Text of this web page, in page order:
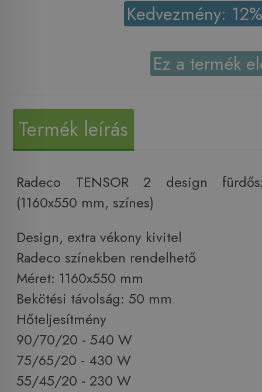
Kedvezmény:
Ez a termék
Termék leírás
Radeco TENSOR 2 design
(1160x550 mm, színes)
Design, extra vékony kivitel
Radeco színekben rendelhető
Méret: 1160x550 mm
Bekötési távolság: 50 mm
Hőteljesítmény
90/70/20 - 540 W
75/65/20 - 430 W
55/45/20 - 230 W